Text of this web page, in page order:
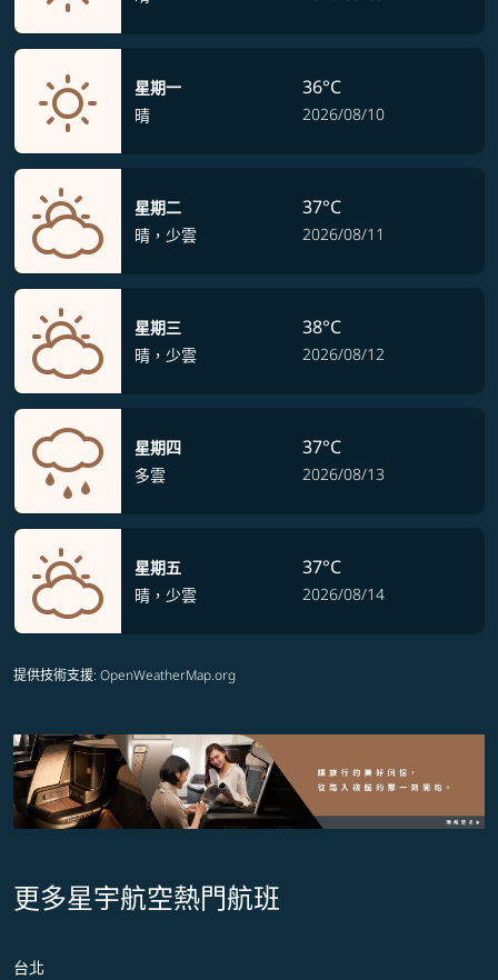
星期一
晴
36°C
2026/08/10
星期二
晴，少雲
37°C
2026/08/11
星期三
晴，少雲
38°C
2026/08/12
星期四
多雲
37°C
2026/08/13
星期五
晴，少雲
37°C
2026/08/14
提供技術支援: OpenWeatherMap.org
更多星宇航空熱門航班
台北